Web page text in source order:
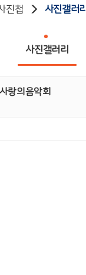
진첩 사진갤러리
사진갤러리
랑의음악회